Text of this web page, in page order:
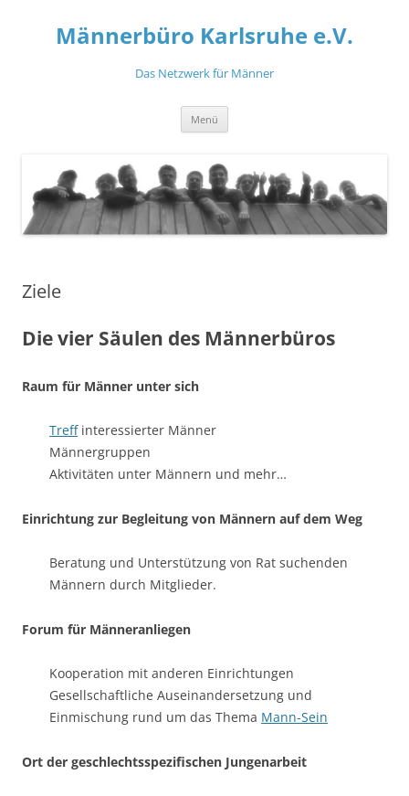
springenMännerbüro Karlsruhe e.V.
Das Netzwerk für Männer
Menü
Ziele
Die vier Säulen des Männerbüros
Raum für Männer unter sich
Treffinteressierter Männer
Männergruppen
Aktivitäten unter Männern und mehr…
Einrichtung zur Begleitung von Männern auf dem Weg
Beratung und Unterstützung von Rat suchenden
Männern durch Mitglieder.
Forum für Männeranliegen
Kooperation mit anderen Einrichtungen
Gesellschaftliche Auseinandersetzung und
Einmischung rund um das Thema Mann-Sein
Ort der geschlechtsspezifischen Jungenarbeit